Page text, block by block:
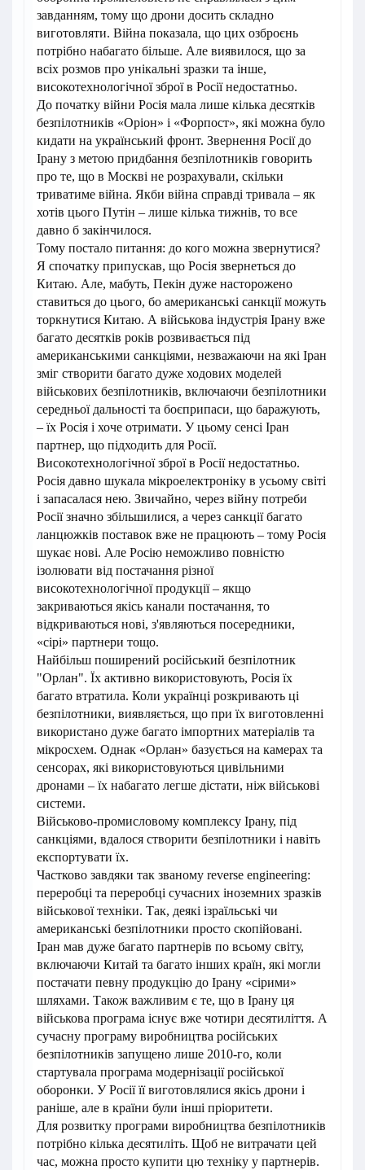
завданням, тому що дрони досить складно
виготовляти. Війна показала, що цих озброєнь
потрібно набагато більше. Але виявилося, що за
всіх розмов про унікальні зразки та інше,
високотехнологічної зброї в Росії недостатньо.
До початку війни Росія мала лише кілька десятків
безпілотників «Оріон» і «Форпост», які можна було
кидати на український фронт. Звернення Росії до
Ірану з метою придбання безпілотників говорить
про те, що в Москві не розрахували, скільки
триватиме війна. Якби війна справді тривала – як
хотів цього Путін – лише кілька тижнів, то все
давно б закінчилося.
Тому постало питання: до кого можна звернутися?
Я спочатку припускав, що Росія звернеться до
Китаю. Але, мабуть, Пекін дуже насторожено
ставиться до цього, бо американські санкції можуть
торкнутися Китаю. А військова індустрія Ірану вже
багато десятків років розвивається під
американськими санкціями, незважаючи на які Іран
зміг створити багато дуже ходових моделей
військових безпілотників, включаючи безпілотники
середньої дальності та боєприпаси, що баражують,
– їх Росія і хоче отримати. У цьому сенсі Іран
партнер, що підходить для Росії.
Високотехнологічної зброї в Росії недостатньо.
Росія давно шукала мікроелектроніку в усьому світі
і запасалася нею. Звичайно, через війну потреби
Росії значно збільшилися, а через санкції багато
ланцюжків поставок вже не працюють – тому Росія
шукає нові. Але Росію неможливо повністю
ізолювати від постачання різної
високотехнологічної продукції – якщо
закриваються якісь канали постачання, то
відкриваються нові, з'являються посередники,
«сірі» партнери тощо.
Найбільш поширений російський безпілотник
"Орлан". Їх активно використовують, Росія їх
багато втратила. Коли українці розкривають ці
безпілотники, виявляється, що при їх виготовленні
використано дуже багато імпортних матеріалів та
мікросхем. Однак «Орлан» базується на камерах та
сенсорах, які використовуються цивільними
дронами – їх набагато легше дістати, ніж військові
системи.
Військово-промисловому комплексу Ірану, під
санкціями, вдалося створити безпілотники і навіть
експортувати їх.
Частково завдяки так званому reverse engineering:
переробці та переробці сучасних іноземних зразків
військової техніки. Так, деякі ізраїльські чи
американські безпілотники просто скопійовані.
Іран мав дуже багато партнерів по всьому світу,
включаючи Китай та багато інших країн, які могли
постачати певну продукцію до Ірану «сірими»
шляхами. Також важливим є те, що в Ірану ця
військова програма існує вже чотири десятиліття. А
сучасну програму виробництва російських
безпілотників запущено лише 2010-го, коли
стартувала програма модернізації російської
оборонки. У Росії її виготовлялися якісь дрони і
раніше, але в країни були інші пріоритети.
Для розвитку програми виробництва безпілотників
потрібно кілька десятиліть. Щоб не витрачати цей
час, можна просто купити цю техніку у партнерів.